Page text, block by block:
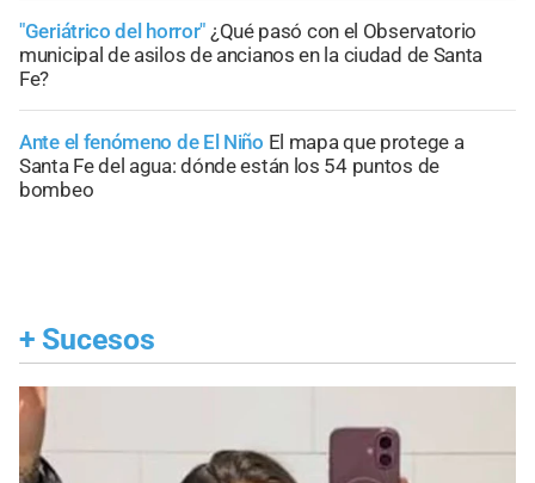
"Geriátrico del horror" ¿Qué pasó con el Observatorio
municipal de asilos de ancianos en la ciudad de Santa
Fe?
Ante el fenómeno de El Niño El mapa que protege a
Santa Fe del agua: dónde están los 54 puntos de
bombeo
+ Sucesos